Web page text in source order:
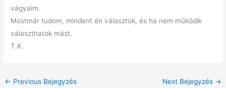
vágyaim.
Mostmár tudom, mindent én választok, és ha nem működik
választhatok mást.
T.K.
← Previous Bejegyzés Next Bejegyzés →